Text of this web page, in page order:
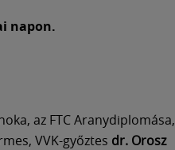
napon.
az FTC Aranydiplomása,
VVK-győztes dr. Orosz